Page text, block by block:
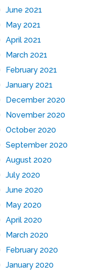
June 2021
May 2021
April 2021
March 2021
February 2021
January 2021
December 2020
November 2020
October 2020
September 2020
August 2020
July 2020
June 2020
May 2020
April 2020
March 2020
February 2020
January 2020